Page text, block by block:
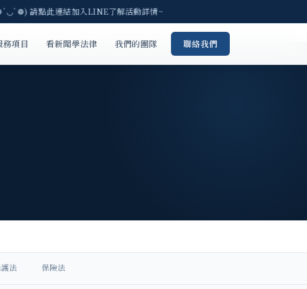
請點此連結加入LINE了解活動詳情~
務項目 看新聞學法律 我們的團隊 聯絡我們
法 保險法